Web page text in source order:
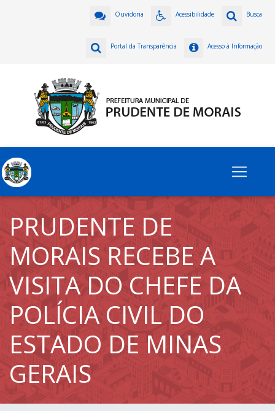
Busca
Acessibilidade
Ouvidoria
Acesso à Informação
Portal da Transparência
PRUDENTE DE
MORAIS RECEBE A
VISITA DO CHEFE DA
POLÍCIA CIVIL DO
ESTADO DE MINAS
GERAIS